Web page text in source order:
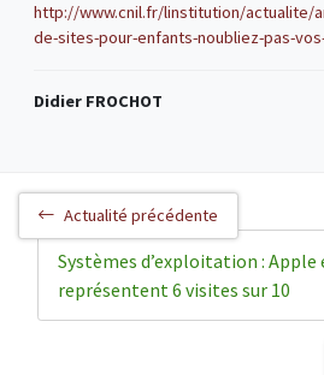
http://www.cnil.fr/linstitution/
de-sites-pour-enfants-noubliez-pas-
Didier FROCHOT
Actualité précédente
Systèmes d’exploitation : Apple
représentent 6 visites sur 10